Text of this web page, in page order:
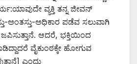
ವ್ಯಕ್ತಿ ತನ್ನ ಜೀವನ್
ಅಂತಸ್ತು-ಅಧಿಕಾರ ಪಡೆವ ಸಲುವಾಗಿ
ಜಪಿಸುತ್ತಾನೆ. ಆದರೆ, ಭಕ್ತಿಯಿಂದ
ವೈಕುಂಠಕ್ಕೇ ಹೋಗುವ
ಎಂದು